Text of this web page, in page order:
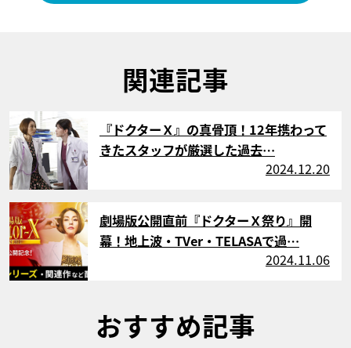
関連記事
『ドクターＸ』の真骨頂！12年携わって
きたスタッフが厳選した過去…
2024.12.20
サムネイル
劇場版公開直前『ドクターＸ祭り』開
幕！地上波・TVer・TELASAで過…
2024.11.06
おすすめ記事